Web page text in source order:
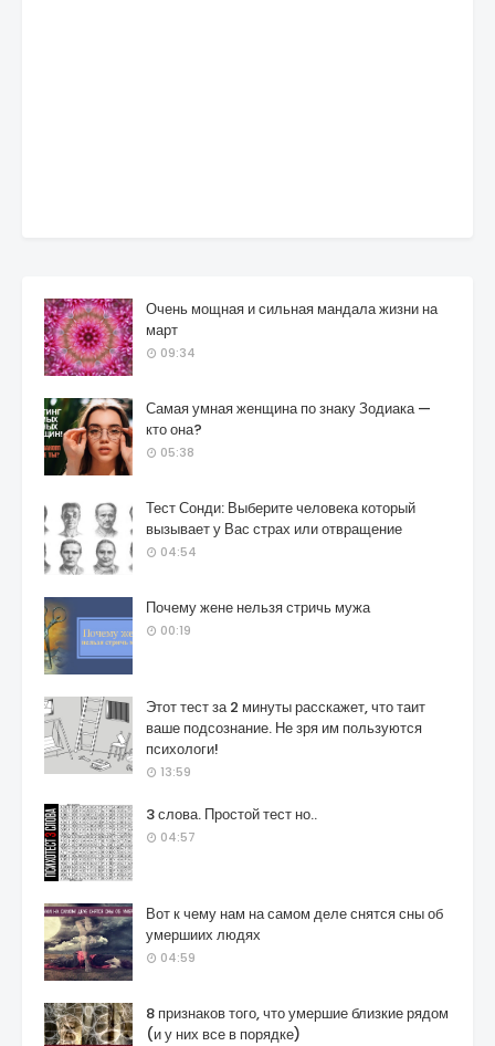
Очень мощная и сильная мандала жизни на
март
09:34
Самая умная женщина по знаку Зодиака —
кто она?
05:38
Тест Сонди: Выберите человека который
вызывает у Вас страх или отвращение
04:54
Почему жене нельзя стричь мужа
00:19
Этот тест за 2 минуты расскажет, что таит
ваше подсознание. Не зря им пользуются
психологи!
13:59
3 слова. Простой тест но..
04:57
Вот к чему нам на самом деле снятся сны об
умершиих людях
04:59
8 признаков того, что умершие близкие рядом
(и у них все в порядке)